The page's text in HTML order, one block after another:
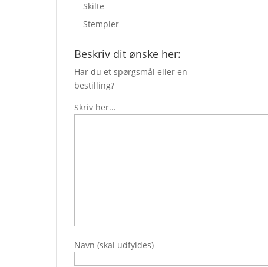
Skilte
Stempler
Beskriv dit ønske her:
Har du et spørgsmål eller en
bestilling?
Skriv her...
Navn (skal udfyldes)